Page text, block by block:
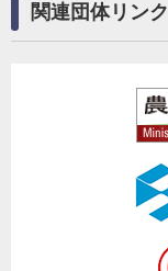
関連団体リンク